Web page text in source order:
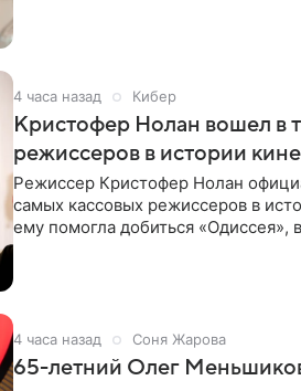
4 часа назад Кибер
Кристофер Нолан вошел в
режиссеров в истории
Режиссер Кристофер Нолан
самых кассовых режиссеров в
ему помогла добиться
4 часа назад Соня Жарова
65-летний Олег